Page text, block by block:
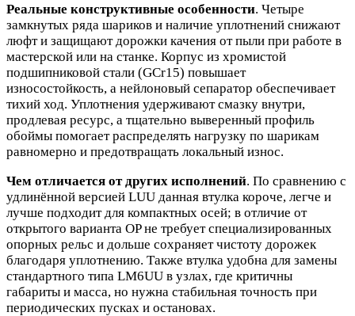
Реальные конструктивные особенности. Четыре
замкнутых ряда шариков и наличие уплотнений снижают
люфт и защищают дорожки качения от пыли при работе в
мастерской или на станке. Корпус из хромистой
подшипниковой стали (GCr15) повышает
износостойкость, а нейлоновый сепаратор обеспечивает
тихий ход. Уплотнения удерживают смазку внутри,
продлевая ресурс, а тщательно выверенный профиль
обоймы помогает распределять нагрузку по шарикам
равномерно и предотвращать локальный износ.
Чем отличается от других исполнений. По сравнению с
удлинённой версией LUU данная втулка короче, легче и
лучше подходит для компактных осей; в отличие от
открытого варианта OP не требует специализированных
опорных рельс и дольше сохраняет чистоту дорожек
благодаря уплотнению. Также втулка удобна для замены
стандартного типа LM6UU в узлах, где критичны
габариты и масса, но нужна стабильная точность при
периодических пусках и остановах.